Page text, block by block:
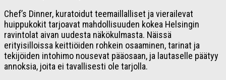
Chef’s Dinner, kuratoidut teemaillalliset ja vierailevat
huippukokit tarjoavat mahdollisuuden kokea Helsingin
ravintolat aivan uudesta näkökulmasta. Näissä
erityisilloissa keittiöiden rohkein osaaminen, tarinat ja
tekijöiden intohimo nousevat pääosaan, ja lautaselle päätyy
annoksia, joita ei tavallisesti ole tarjolla.